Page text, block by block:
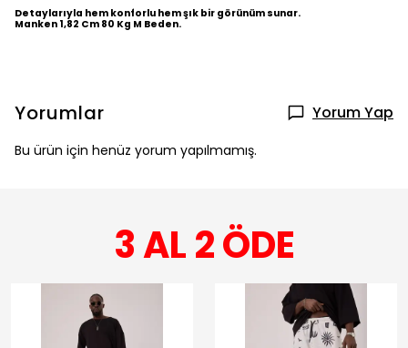
Detaylarıyla hem konforlu hem şık bir görünüm sunar.
Manken 1,82 Cm 80 Kg M Beden.
Yorumlar Yorum Yap
Bu ürün için henüz yorum yapılmamış.
3 AL 2 ÖDE